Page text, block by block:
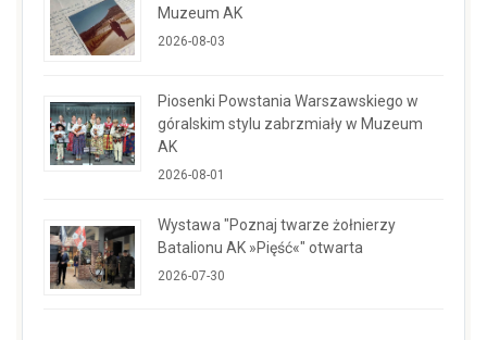
Muzeum AK
2026-08-03
Piosenki Powstania Warszawskiego w
góralskim stylu zabrzmiały w Muzeum
AK
2026-08-01
Wystawa "Poznaj twarze żołnierzy
Batalionu AK »Pięść«" otwarta
2026-07-30